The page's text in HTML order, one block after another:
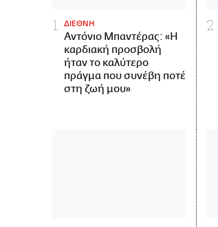
ΔΙΕΘΝΗ
Αντόνιο Μπαντέρας: «Η
καρδιακή προσβολή
ήταν το καλύτερο
πράγμα που συνέβη ποτέ
στη ζωή μου»